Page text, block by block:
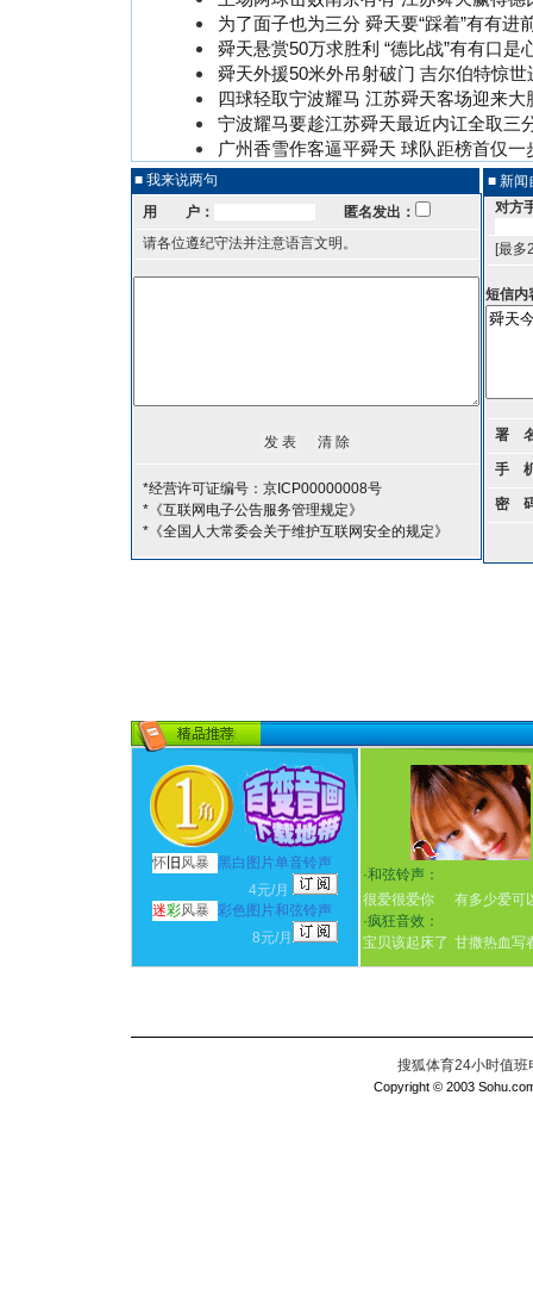
为了面子也为三分 舜天要“踩着”有有进
舜天悬赏50万求胜利 “德比战”有有口是
舜天外援50米外吊射破门 吉尔伯特惊世
四球轻取宁波耀马 江苏舜天客场迎来大
宁波耀马要趁江苏舜天最近内讧全取三
广州香雪作客逼平舜天 球队距榜首仅一
■ 我来说两句
用 户：
匿名发出：
请各位遵纪守法并注意语言文明。
*经营许可证编号：京ICP00000008号
*《互联网电子公告服务管理规定》
*《全国人大常委会关于维护互联网安全的规定》
■ 新闻
对方
[最多
短信内
署
手
密
怀 旧 风暴
黑白图片单音铃声
4元/月
迷彩风暴 彩色图片和弦铃声
8元/月
·和弦铃声：
很爱很爱你
有多少爱可
·疯狂音效：
宝贝该起床了 甘撒热血写
搜狐体育24小时值
Copyright © 2003